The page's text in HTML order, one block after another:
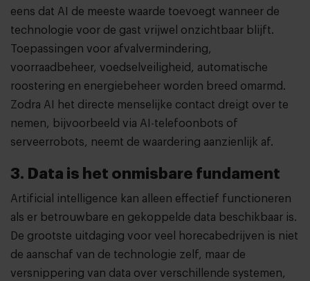
eens dat AI de meeste waarde toevoegt wanneer de
technologie voor de gast vrijwel onzichtbaar blijft.
Toepassingen voor afvalvermindering,
voorraadbeheer, voedselveiligheid, automatische
roostering en energiebeheer worden breed omarmd.
Zodra AI het directe menselijke contact dreigt over te
nemen, bijvoorbeeld via AI-telefoonbots of
serveerrobots, neemt de waardering aanzienlijk af.
3. Data is het onmisbare fundament
Artificial intelligence kan alleen effectief functioneren
als er betrouwbare en gekoppelde data beschikbaar is.
De grootste uitdaging voor veel horecabedrijven is niet
de aanschaf van de technologie zelf, maar de
versnippering van data over verschillende systemen,